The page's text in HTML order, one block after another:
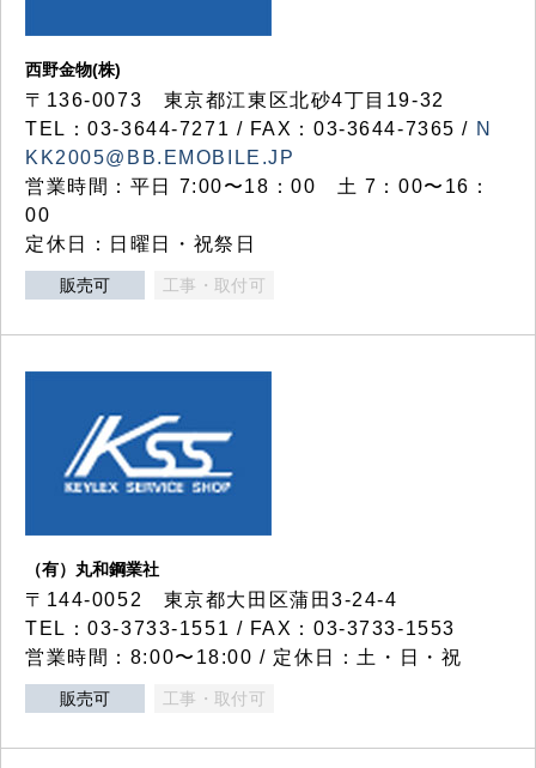
西野金物(株)
〒136-0073 東京都江東区北砂4丁目19-32
TEL：03‐3644‐7271 / FAX：03-3644-7365 / N
KK2005@BB.EMOBILE.JP
営業時間：平日 7:00〜18：00 土 7：00〜16：
00
定休日：日曜日・祝祭日
販売可 工事・取付可
（有）丸和鋼業社
〒144-0052 東京都大田区蒲田3-24-4
TEL：03-3733-1551 / FAX：03-3733-1553
営業時間：8:00〜18:00 / 定休日：土・日・祝
販売可 工事・取付可